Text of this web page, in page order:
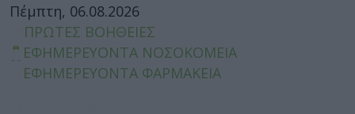
Πέμπτη, 06.08.2026
ΠΡΩΤΕΣ ΒΟΗΘΕΙΕΣ
ΕΦΗΜΕΡΕΥΟΝΤΑ ΝΟΣΟΚΟΜΕΙΑ
ΕΦΗΜΕΡΕΥΟΝΤΑ ΦΑΡΜΑΚΕΙΑ